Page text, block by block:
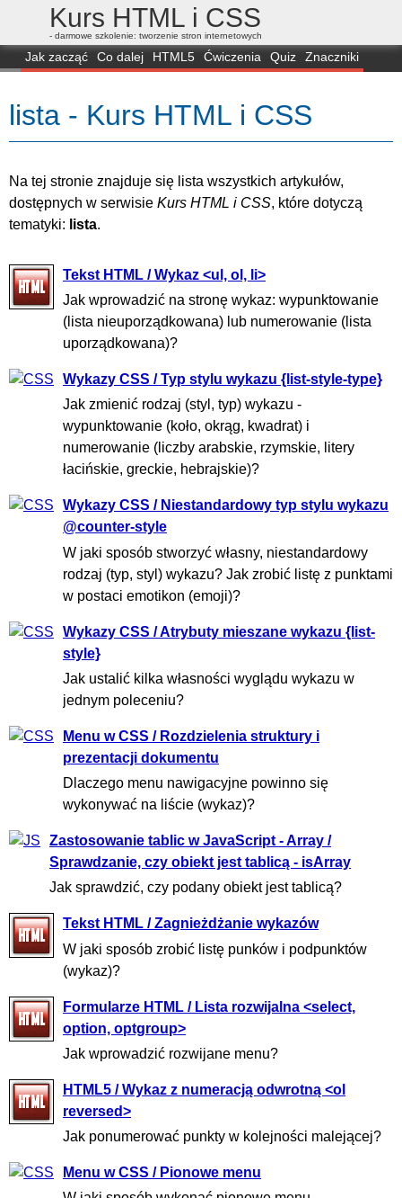
Kurs HTML i CSS
- darmowe szkolenie: tworzenie stron internetowych
Jak zacząć Co dalej HTML5 Ćwiczenia Quiz
Znaczniki
FAQ
Przeglądarki Mapa FORUM
lista - Kurs HTML i CSS
Na tej stronie znajduje się lista wszystkich artykułów,
dostępnych w serwisie Kurs HTML i CSS, które dotyczą
tematyki: lista.
Tekst HTML / Wykaz <ul, ol, li>
Jak wprowadzić na stronę wykaz: wypunktowanie
(lista nieuporządkowana) lub numerowanie (lista
uporządkowana)?
Wykazy CSS / Typ stylu wykazu {list-style-type}
Jak zmienić rodzaj (styl, typ) wykazu -
wypunktowanie (koło, okrąg, kwadrat) i
numerowanie (liczby arabskie, rzymskie, litery
łacińskie, greckie, hebrajskie)?
Wykazy CSS / Niestandardowy typ stylu wykazu
@counter-style
W jaki sposób stworzyć własny, niestandardowy
rodzaj (typ, styl) wykazu? Jak zrobić listę z punktami
w postaci emotikon (emoji)?
Wykazy CSS / Atrybuty mieszane wykazu {list-
style}
Jak ustalić kilka własności wyglądu wykazu w
jednym poleceniu?
Menu w CSS / Rozdzielenia struktury i
prezentacji dokumentu
Dlaczego menu nawigacyjne powinno się
wykonywać na liście (wykaz)?
Zastosowanie tablic w JavaScript - Array /
Sprawdzanie, czy obiekt jest tablicą - isArray
Jak sprawdzić, czy podany obiekt jest tablicą?
Tekst HTML / Zagnieżdżanie wykazów
W jaki sposób zrobić listę punków i podpunktów
(wykaz)?
Formularze HTML / Lista rozwijalna <select,
option, optgroup>
Jak wprowadzić rozwijane menu?
HTML5 / Wykaz z numeracją odwrotną <ol
reversed>
Jak ponumerować punkty w kolejności malejącej?
Menu w CSS / Pionowe menu